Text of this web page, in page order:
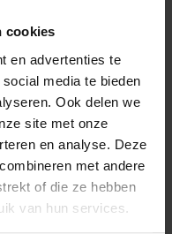
cookies
en advertenties te
media te bieden
Ook delen we
site met onze
en analyse. Deze
met andere
of die ze hebben
van hun services.
Lent